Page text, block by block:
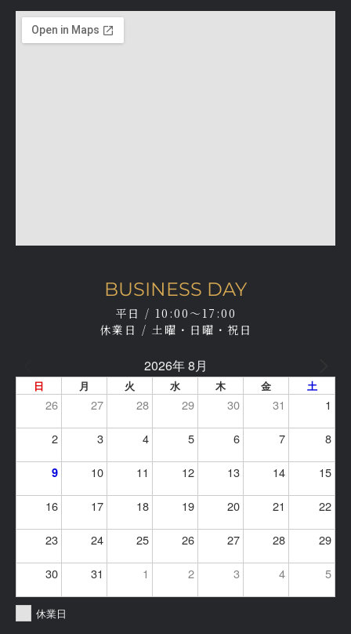
BUSINESS DAY
平日 / 10:00～17:00
休業日 / 土曜・日曜・祝日
2026年 8月
日 月 火 水 木 金 土
26 27 28 29 30 31 1
2 3 4 5 6 7 8
9 10 11 12 13 14 15
16 17 18 19 20 21 22
23 24 25 26 27 28 29
30 31 1 2 3 4 5
休業日